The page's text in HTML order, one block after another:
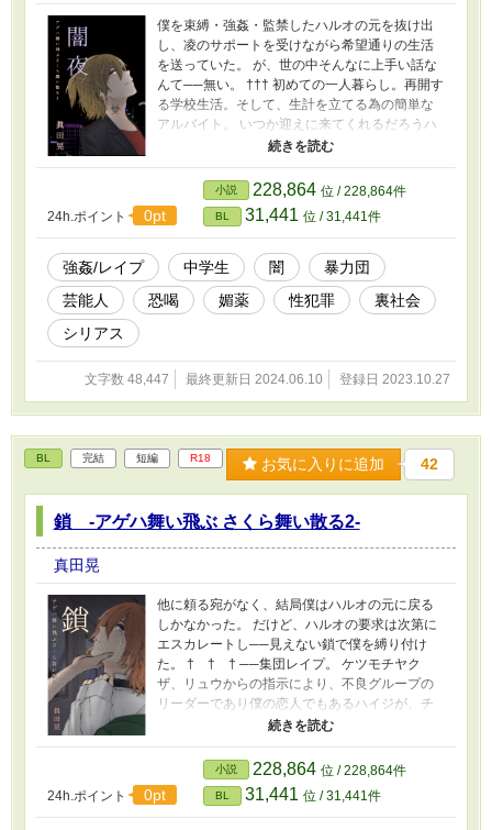
僕を束縛・強姦・監禁したハルオの元を抜け出
し、凌のサポートを受けながら希望通りの生活
を送っていた。 が、世の中そんなに上手い話な
んて──無い。 ††† 初めての一人暮らし。再開す
る学校生活。そして、生計を立てる為の簡単な
アルバイト。 いつか迎えに来てくれるだろうハ
イジを待ちながら、そんな平穏な日々を過ごし
始めていた。 ある日、凌の後輩である『水神シ
ン』と知り合う。冷酷な印象を持つ彼に容赦な
く罪悪感を植え付けられ、次第に裏社会へと引
き摺り落とされていく。 そんな中、とあるパー
ティで出会った俳優・樫井秀孝に、卑劣な方法
で『身代わり』をさせられてしまう。 その本当
の意味を知り、思い知らされた竜一への想い。
そして、竜一の想い。 運命に翻弄され、傷付き
ら舞い散る』シリーズ3作目。 注:実際にあった
事件をヒントにした部分があります。 ◇◇◇ こ
の物語はフィクションです。 登場する人物・団
名称等とは一切関係ありません。 また法律・法
令に反する行為を容認・推奨するものではあり
ません。 ◇◇◇ 表紙絵は、「キミの世界メーカ
紙キャラクターは、エセ関西人の凌。 ※関西弁
24h.ポイント 0pt
小説 228,864 位 / 228,864件
BL 31,441 位 / 31,441件
強姦/レイプ 中学生 闇
暴力団
芸能人
恐喝 媚薬 性犯罪
裏社会
シリアス
文字数 48,447 最終更新日 2024.06.10 登録日 2023.10.27
BL 完結 短編 R18 お気に入りに追加 42
鎖 -アゲハ舞い飛ぶ さくら舞い散る2-
真田晃
他に頼る宛がなく、結局僕はハルオの元に戻る
しかなかった。 だけど、ハルオの要求は次第に
エスカレートし──見えない鎖で僕を縛り付け
た。 † † † ──集団レイプ。 ケツモチヤク
ザ、リュウからの指示により、不良グループの
リーダーであり僕の恋人でもあるハイジが、チ
ームに長期不在となった。その矢先、副リーダ
ー的存在の太一が、仲間と共に僕を襲う。 ハイ
ジが戻るまでの間、レンタルショップ店員であ
るハルオの助けにより、彼のアパートに身を寄
せていた。 しかし、集団レイプに遭い、首筋に
無数のキスマークを付けて帰ってきた僕を……
24h.ポイント 0pt
小説 228,864 位 / 228,864件
BL 31,441 位 / 31,441件